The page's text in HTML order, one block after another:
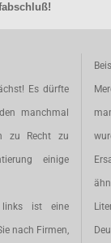
Es dürfte
manchmal
zu Recht zu
einige
links ist eine
nach Firmen,